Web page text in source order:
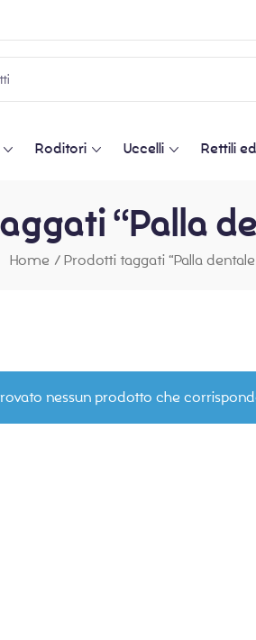
Roditori Uccelli Rettili
“Palla
Home / Prodotti taggati “Palla
nessun prodotto che